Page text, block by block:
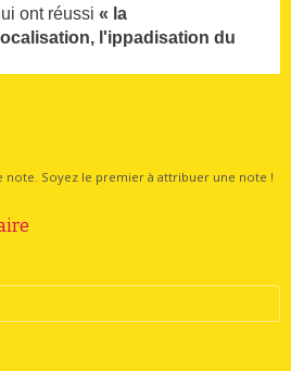
ont réussi « la
l'ippadisation du
note. Soyez le premier à attribuer une note !